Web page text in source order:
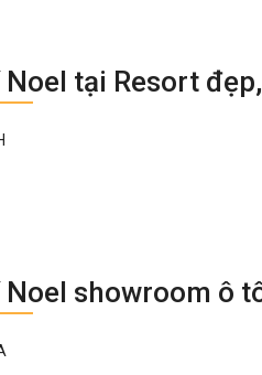
tại Resort
showroom ô